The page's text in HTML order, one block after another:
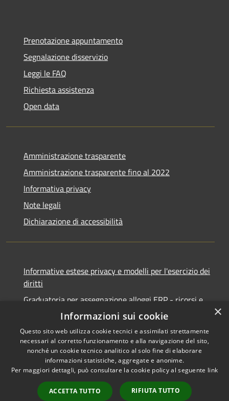
Prenotazione appuntamento
Segnalazione disservizio
Leggi le FAQ
Richiesta assistenza
Open data
Amministrazione trasparente
Amministrazione trasparente fino al 2022
Informativa privacy
Note legali
Dichiarazione di accessibilità
Informative estese privacy e modelli per l'esercizio dei
diritti
Graduatoria per assegnazione alloggi ERP - ricorsi e
Accessibilità
Copyright © 2026 • Comune di
Ancona • Powered by
Municipium•
Accesso
×
Informazioni sui cookie
Questo sito web utilizza cookie tecnici e assimilati strettamente
necessari al corretto funzionamento e alla navigazione del sito,
nonché un cookie tecnico analitico al solo fine di elaborare
informazioni statistiche, aggregate e anonime.
Per maggiori dettagli, può consultare la cookie policy al seguente link
ACCETTA TUTTO RIFIUTA TUTTO